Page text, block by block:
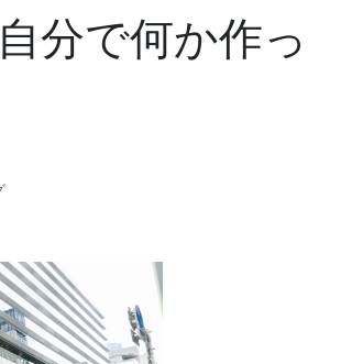
分で何か作っ